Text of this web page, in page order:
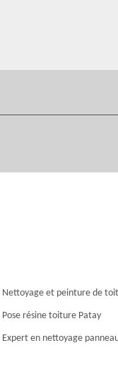
Nettoyage et peinture de
Pose résine toiture Patay
Expert en nettoyage